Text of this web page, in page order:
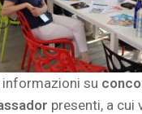
informazioni su
presenti, a cui